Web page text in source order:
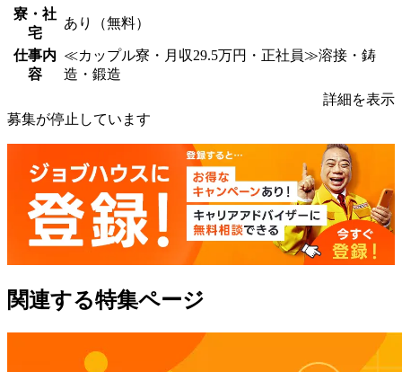
寮・社
宅
あり（無料）
仕事内
容
≪カップル寮・月収29.5万円・正社員≫溶接・鋳
造・鍛造
詳細を表示
募集が停止しています
関連する特集ページ